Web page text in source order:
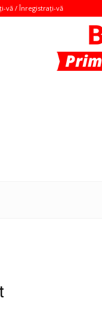
vă / Înregistrați-vă